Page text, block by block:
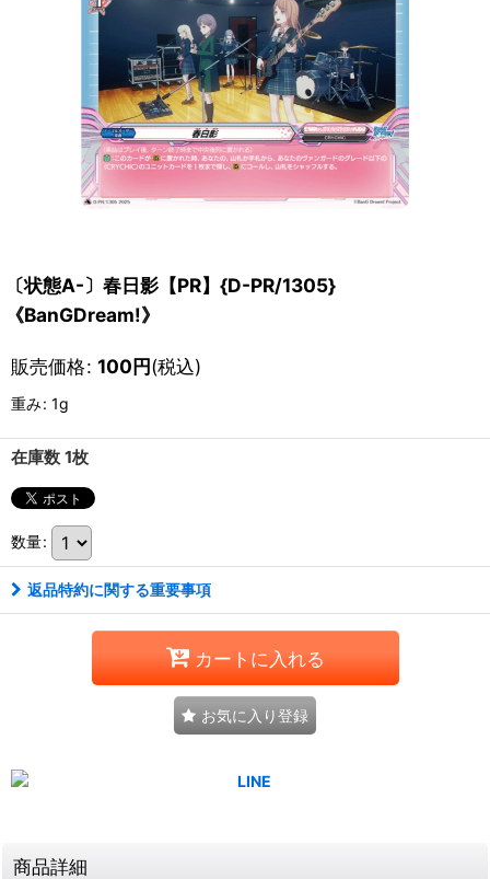
〔状態A-〕春日影【PR】{D-PR/1305}
《BanGDream!》
販売価格: 100円(税込)
重み: 1g
在庫数 1枚
数量:
返品特約に関する重要事項
カートに入れる
お気に入り登録
商品詳細